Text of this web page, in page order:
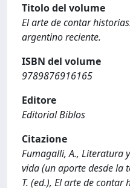
Titolo del volume
El arte de contar
argentino reciente.
ISBN del volume
9789876916165
Editore
Editorial Biblos
Citazione
Fumagalli, A., Literatura
vida (un aporte desde la
T. (ed.), El arte de contar